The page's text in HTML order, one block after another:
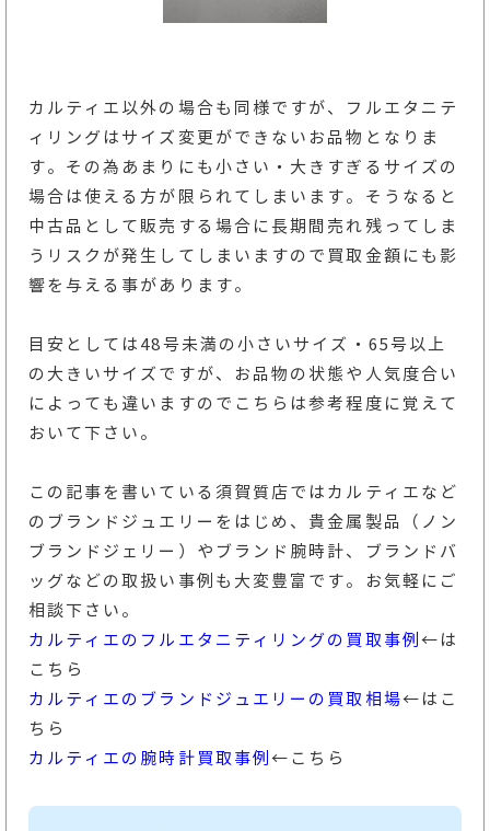
カルティエ以外の場合も同様ですが、フルエタニテ
ィリングはサイズ変更ができないお品物となりま
す。その為あまりにも小さい・大きすぎるサイズの
場合は使える方が限られてしまいます。そうなると
中古品として販売する場合に長期間売れ残ってしま
うリスクが発生してしまいますので買取金額にも影
響を与える事があります。
目安としては48号未満の小さいサイズ・65号以上
の大きいサイズですが、お品物の状態や人気度合い
によっても違いますのでこちらは参考程度に覚えて
おいて下さい。
この記事を書いている須賀質店ではカルティエなど
のブランドジュエリーをはじめ、貴金属製品（ノン
ブランドジェリー）やブランド腕時計、ブランドバ
ッグなどの取扱い事例も大変豊富です。お気軽にご
相談下さい。
カルティエのフルエタニティリングの買取事例 ←は
こちら
カルティエのブランドジュエリーの買取相場←はこ
ちら
カルティエの腕時計買取事例←こちら